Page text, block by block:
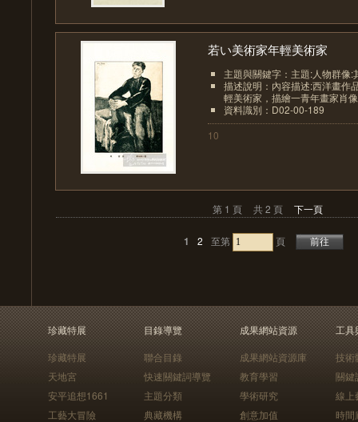
若い美術家年輕美術家
主題與關鍵字：主題:人物群像:
描述說明：內容描述:西洋畫作
輕美術家，描繪一青年畫家肖
資料識別：D02-00-189
10
第 1 頁 共 2 頁 下一頁
1 2 至第 頁
珍藏特展
珍藏特展
天地宮
安平追想1661
工藝大冒險
目錄導覽
聯合目錄
快速關鍵詞導覽
主題分類
典藏機構
成果網站資源
成果網站資源庫
教育學習
學術研究
創意加值
工具
技術
關鍵
線上
時間